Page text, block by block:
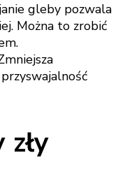
gleby pozwala
Można to zrobić
zły